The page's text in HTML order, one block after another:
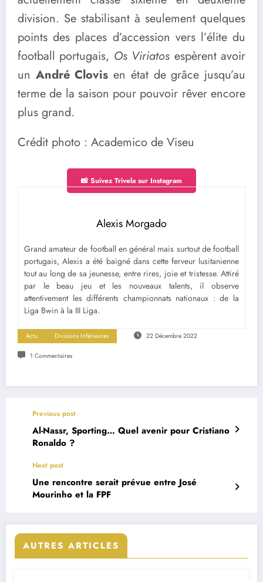
division. Se stabilisant à seulement quelques
points des places d’accession vers l’élite du
football portugais, Os Viriatos espèrent avoir
un André Clovis en état de grâce jusqu’au
terme de la saison pour pouvoir rêver encore
plus grand.
Crédit photo : Academico de Viseu
📸 Suivez Trivela sur Instagram
Alexis Morgado
Grand amateur de football en général mais surtout de football
portugais, Alexis a été baigné dans cette ferveur lusitanienne
tout au long de sa jeunesse, entre rires, joie et tristesse. Attiré
par le beau jeu et les nouveaux talents, il observe
attentivement les différents championnats nationaux : de la
Liga Bwin à la III Liga.
Actu Divisions Inférieures 22 Décembre 2022
1 Commentaires
Previous post
Al-Nassr, Sporting… Quel avenir pour Cristiano
Ronaldo ?
Next post
Une rencontre serait prévue entre José
Mourinho et la FPF
AUTRES ARTICLES